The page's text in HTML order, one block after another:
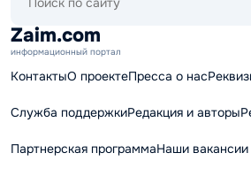
сайту
Zaim.com
информационный портал
КонтактыО проектеПресса о нас
Служба поддержкиРедакция и авторы
Партнерская программаНаши вакансии